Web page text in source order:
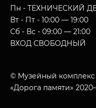
Пн - ТЕХНИЧЕСКИЙ
Вт - Пт - 10:00 — 19:00
Сб - Вс - 09:00 — 21:00
ВХОД СВОБОДНЫЙ
© Музейный комплекс
«Дорога памяти»